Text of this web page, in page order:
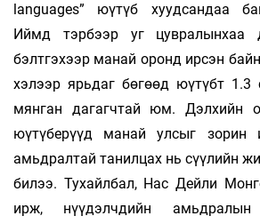
languages” юүтүб хуудсандаа
Иймд тэрбээр уг цувралынхаа
бэлтгэхээр манай оронд ирсэн
хэлээр ярьдаг бөгөөд юүтүбт 1.3
мянган дагагчтай юм. Дэлхийн
юүтүберүүд манай улсыг зорин
амьдралтай танилцах нь сүүлийн
билээ. Тухайлбал, Нас Дейли
ирж, нүүдэлчдийн